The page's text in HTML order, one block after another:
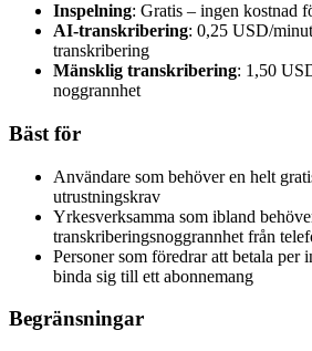
Inspelning: Gratis – ingen kostnad
AI-transkribering: 0,25 USD/
transkribering
Mänsklig transkribering: 1,50
noggrannhet
Bäst för
Användare som behöver en helt
utrustningskrav
Yrkesverksamma som ibland
transkriberingsnoggrannhet från
Personer som föredrar att betala per
binda sig till ett abonnemang
Begränsningar